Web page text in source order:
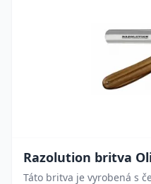
Razolution britva
Táto britva je vyrobená s